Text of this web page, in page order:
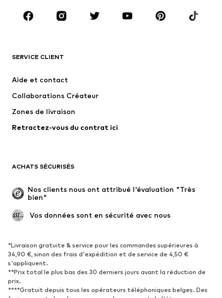
Accessoires
Premium
Nouveautés
Lingerie
Manteaux
Jupes
Occasions spéciales
Exclusif
Remise à neuf
Nouveautés
Tendance
Baskets
Bottines
Escarpins et talons hauts
Bottes
Sandales
Chaussures basses
SERVICE CLIENT
Aide et contact
Collaborations Créateur
Zones de livraison
Retractez-vous du contrat ici
ACHATS SÉCURISÉS
Nos clients nous ont attribué l'évaluation "Très
bien"
Vos données sont en sécurité avec nous
*Livraison gratuite & service pour les commandes supérieures à
34,90 €, sinon des frais d'expédition et de service de 4,50 €
s'appliquent.
**Prix total le plus bas des 30 derniers jours avant la réduction de
prix.
****Gratuit depuis tous les opérateurs téléphoniques belges. Des